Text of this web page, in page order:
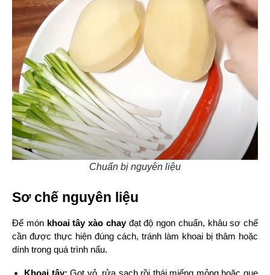
Chuẩn bị nguyên liệu
Sơ chế nguyên liệu
Để món khoai tây xào chay đạt độ ngon chuẩn, khâu sơ chế
cần được thực hiện đúng cách, tránh làm khoai bị thâm hoặc
dính trong quá trình nấu.
Khoai tây: Gọt vỏ, rửa sạch rồi thái miếng mỏng hoặc que